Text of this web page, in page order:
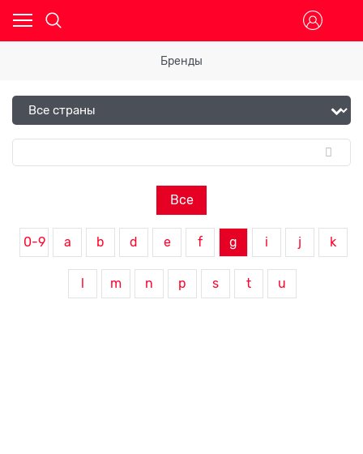
Бренды
Все
0-9 a b d e f g i j k
m n p s t u